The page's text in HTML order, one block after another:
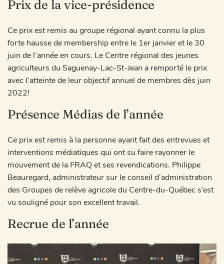
Prix de la vice-présidence
Ce prix est remis au groupe régional ayant connu la plus
forte hausse de membership entre le 1er janvier et le 30
juin de l’année en cours. Le Centre régional des jeunes
agriculteurs du Saguenay-Lac-St-Jean a remporté le prix
avec l’atteinte de leur objectif annuel de membres dès juin
2022!
Présence Médias de l’année
Ce prix est remis à la personne ayant fait des entrevues et
interventions médiatiques qui ont su faire rayonner le
mouvement de la FRAQ et ses revendications. Philippe
Beauregard, administrateur sur le conseil d’administration
des Groupes de relève agricole du Centre-du-Québec s’est
vu souligné pour son excellent travail.
Recrue de l’année